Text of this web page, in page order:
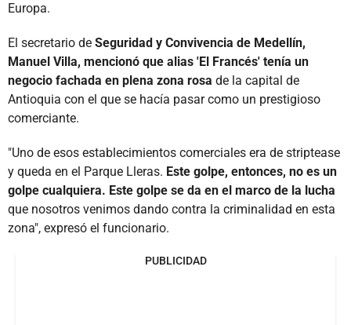
Europa.
El secretario de Seguridad y Convivencia de Medellín,
Manuel Villa, mencionó que alias 'El Francés' tenía un
negocio fachada en plena zona rosa de la capital de
Antioquia con el que se hacía pasar como un prestigioso
comerciante.
"Uno de esos establecimientos comerciales era de striptease
y queda en el Parque Lleras. Este golpe, entonces, no es un
golpe cualquiera. Este golpe se da en el marco de la lucha
que nosotros venimos dando contra la criminalidad en esta
zona", expresó el funcionario.
PUBLICIDAD